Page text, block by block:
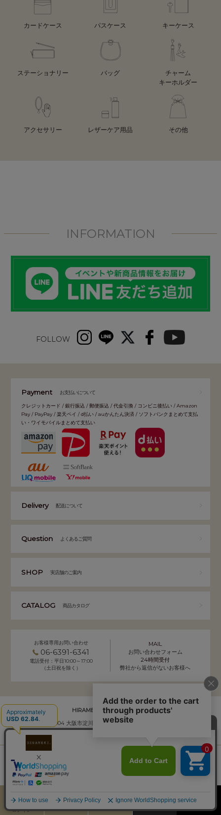
カードケース パスケース キーケース
ステーショナリー バッグ
チャーム
キーホルダー
アクセサリー レザーケア用品 その他
INFORMATION
FOLLOW
Payment お支払いについて
クレジットカード / 銀行振込 / 郵便振込 / 代金引換 / コンビニ後払い / Amazon
Pay / PayPay / 楽天ペイ / d払い / auかんたん決済 / ソフトバンクまとめて支払
い・ワイモバイルまとめて支払い
Delivery 配送について
Question よくあるご質問
SHOP 実店舗のご案内
CATALOG 商品カタログ
お客様専用お問い合わせ
06-6391-6341
電話受付：平日10:00～17:00
（土日祝を除く）
MAIL
お問い合わせフォーム
24時間受付
弊社から返信がないお客様へ
HIRAMEKI. 本社 通販事業部
〒532-0004 大阪市淀川区西宮原2-7-50 YSサクラビル B1F
株式会社サクラ衣料 HIRAMEKI.事業部
｜ 会社概要
Copyright (C) HIRAMEKI. All Rights Reserved.
ログイン